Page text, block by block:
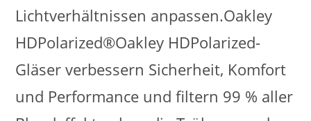
Lichtverhältnissen anpassen.Oakley
HDPolarized®Oakley HDPolarized-
Gläser verbessern Sicherheit, Komfort
und Performance und filtern 99 % aller